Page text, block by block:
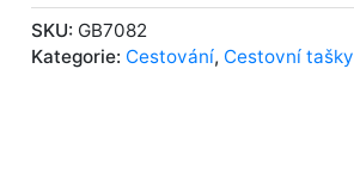
SKU: GB7082
Kategorie: Cestování, Cestovní tašky